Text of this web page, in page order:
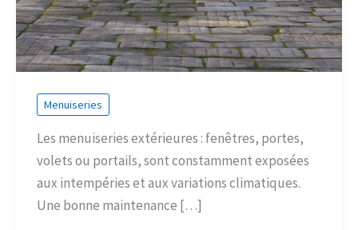
Menuiseries
Les menuiseries extérieures : fenêtres, portes,
volets ou portails, sont constamment exposées
aux intempéries et aux variations climatiques.
Une bonne maintenance […]